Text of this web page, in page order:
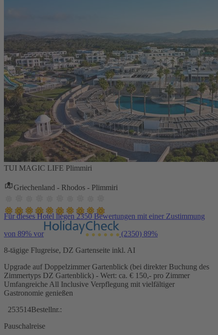
TUI MAGIC LIFE Plimmiri
Griechenland - Rhodos - Plimmiri
Für dieses Hotel liegen 2350 Bewertungen mit einer Zustimmung
von 89% vor (2350) 89%
8-tägige Flugreise, DZ Gartenseite inkl. AI
Upgrade auf Doppelzimmer Gartenblick (bei direkter Buchung des
Zimmertyps DZ Gartenblick) - Wert: ca. € 150,- pro Zimmer
Umfangreiche All Inclusive Verpflegung mit vielfältiger
Gastronomie genießen
253514Bestellnr.:
Pauschalreise